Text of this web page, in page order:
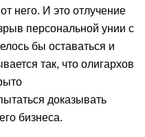
него. И это отлучение
персональной унии с
бы оставаться и
так, что олигархов
доказывать
бизнеса.